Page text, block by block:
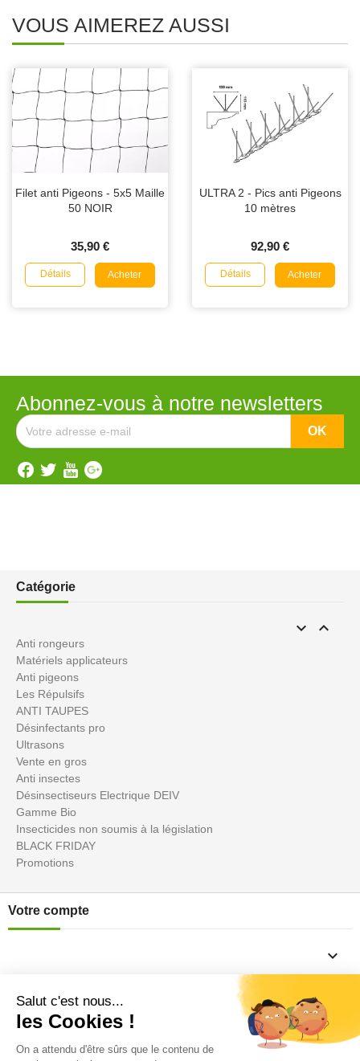
VOUS AIMEREZ AUSSI
Filet anti Pigeons - 5x5 Maille
50 NOIR
35,90 €
Détails Acheter
ULTRA 2 - Pics anti Pigeons
10 mètres
92,90 €
Détails Acheter
Abonnez-vous à notre newsletters
Catégorie
 
Anti rongeurs
Matériels applicateurs
Anti pigeons
Les Répulsifs
ANTI TAUPES
Désinfectants pro
Ultrasons
Vente en gros
Anti insectes
Désinsectiseurs Electrique DEIV
Gamme Bio
Insecticides non soumis à la législation
BLACK FRIDAY
Promotions
Votre compte

Informations
